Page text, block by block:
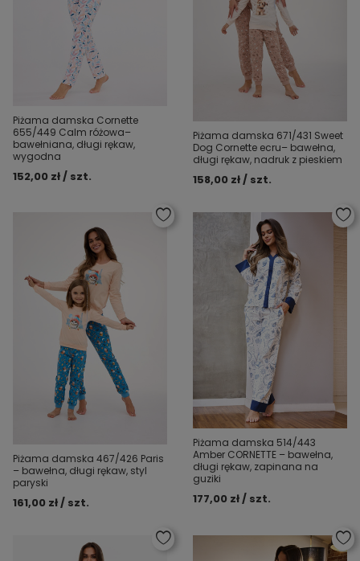
Piżama damska Cornette
655/449 Calm różowa–
bawełniana, długi rękaw,
wygodna
152,00 zł / szt.
Piżama damska 671/431 Sweet
Dog Cornette ecru– bawełna,
długi rękaw, nadruk z pieskiem
158,00 zł / szt.
Piżama damska 467/426 Paris
– bawełna, długi rękaw, styl
paryski
161,00 zł / szt.
Piżama damska 514/443
Amber CORNETTE – bawełna,
długi rękaw, zapinana na
guziki
177,00 zł / szt.